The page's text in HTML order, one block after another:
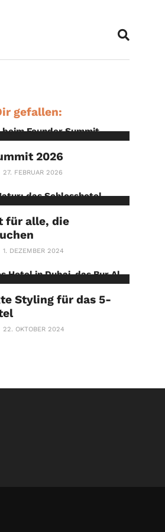
gefallen:
2026
27. FEBRUAR 2026
für alle, die
1. DEZEMBER 2024
Styling für das 5-
22. OKTOBER 2024